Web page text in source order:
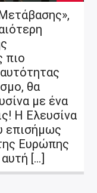
πιο
θα
με ένα
Η Ελευσίνα
επισήμως
Ευρώπης
[…]